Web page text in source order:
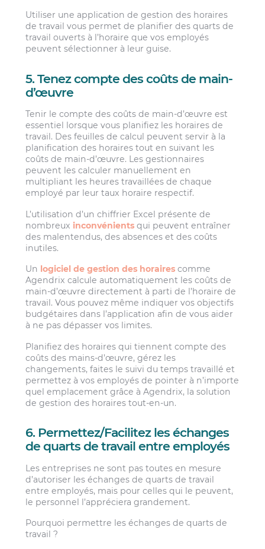
Utiliser une application de gestion des horaires
de travail vous permet de planifier des quarts de
travail ouverts à l’horaire que vos employés
peuvent sélectionner à leur guise.
5. Tenez compte des coûts de main-
d’œuvre
Tenir le compte des coûts de main-d’œuvre est
essentiel lorsque vous planifiez les horaires de
travail. Des feuilles de calcul peuvent servir à la
planification des horaires tout en suivant les
coûts de main-d’œuvre. Les gestionnaires
peuvent les calculer manuellement en
multipliant les heures travaillées de chaque
employé par leur taux horaire respectif.
L’utilisation d’un chiffrier Excel présente de
nombreux inconvénients qui peuvent entraîner
des malentendus, des absences et des coûts
inutiles.
Un logiciel de gestion des horaires comme
Agendrix calcule automatiquement les coûts de
main-d’œuvre directement à parti de l’horaire de
travail. Vous pouvez même indiquer vos objectifs
budgétaires dans l’application afin de vous aider
à ne pas dépasser vos limites.
Planifiez des horaires qui tiennent compte des
coûts des mains-d’œuvre, gérez les
changements, faites le suivi du temps travaillé et
permettez à vos employés de pointer à n’importe
quel emplacement grâce à Agendrix, la solution
de gestion des horaires tout-en-un.
6. Permettez/Facilitez les échanges
de quarts de travail entre employés
Les entreprises ne sont pas toutes en mesure
d’autoriser les échanges de quarts de travail
entre employés, mais pour celles qui le peuvent,
le personnel l’appréciera grandement.
Pourquoi permettre les échanges de quarts de
travail ?